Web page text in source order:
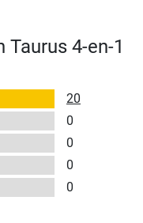
4-en-1
20
0
0
0
0